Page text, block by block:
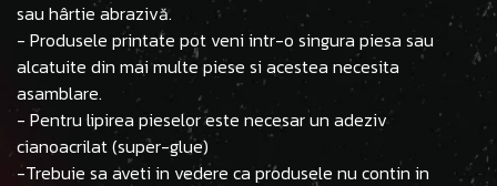
sau hârtie abrazivă.
- Produsele printate pot veni intr-o singura piesa sau
alcatuite din mai multe piese si acestea necesita
asamblare.
- Pentru lipirea pieselor este necesar un adeziv
cianoacrilat (super-glue)
-Trebuie sa aveti in vedere ca produsele nu contin in